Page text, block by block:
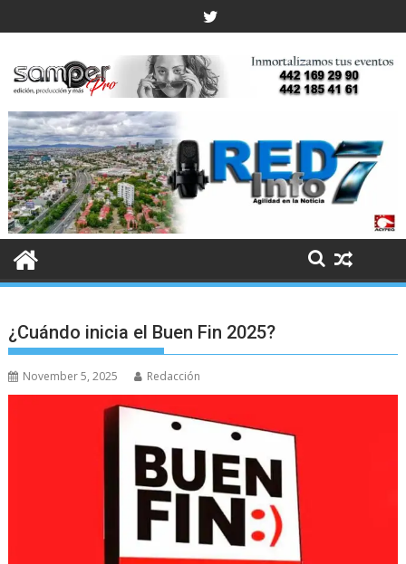
to
¿Cuándo inicia el Buen Fin 2025?
November 5, 2025 Redacción